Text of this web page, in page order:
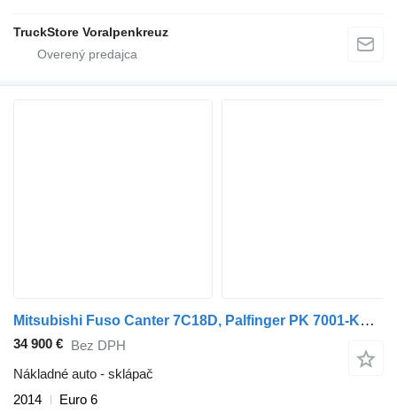
TruckStore Voralpenkreuz
Mitsubishi Fuso Canter 7C18D, Palfinger PK 7001-KA, DOKA
34 900 € Bez DPH
Nákladné auto - sklápač
2014
Euro 6